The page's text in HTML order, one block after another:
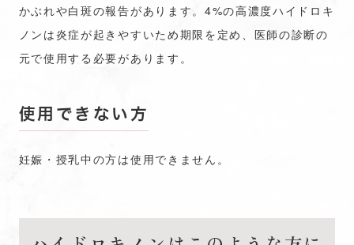
かぶれや白斑の報告があります。4%の高濃度ハイドロキ
ノンは炎症が起きやすいため期限を定め、医師の診断の
元で使用する必要があります。
使用できない方
妊娠・授乳中の方は使用できません。